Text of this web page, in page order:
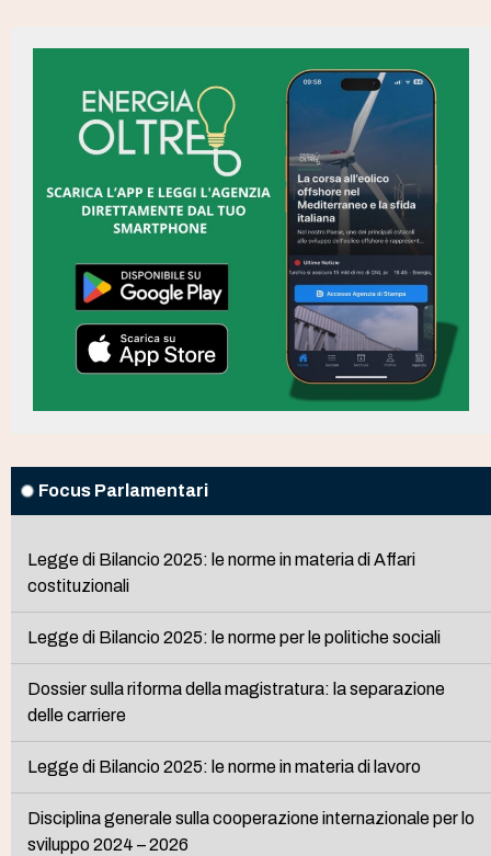
Focus Parlamentari
Legge di Bilancio 2025: le norme in materia di Affari
costituzionali
Legge di Bilancio 2025: le norme per le politiche sociali
Dossier sulla riforma della magistratura: la separazione
delle carriere
Legge di Bilancio 2025: le norme in materia di lavoro
Disciplina generale sulla cooperazione internazionale per lo
sviluppo 2024 – 2026